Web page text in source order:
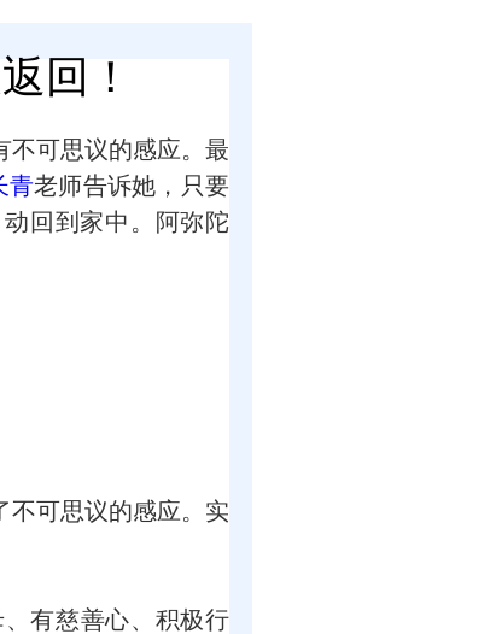
回！
不可思议的感应。最
青老师告诉她，只要
回到家中。阿弥陀
可思议的感应。实
有慈善心、积极行